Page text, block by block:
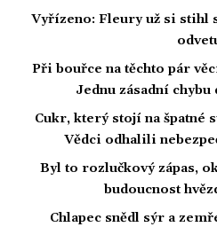
Vyřízeno: Fleury už si stihl
Při bouřce na těchto pár
Jednu zásadní chybu
Cukr, který stojí na špatné
Vědci odhalili
Byl to rozlučkový zápas,
budoucnost
Chlapec snědl sýr a